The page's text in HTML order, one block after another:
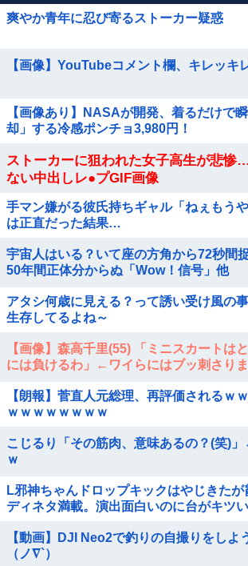
爽やか青年に忍び寄るストーカー疑惑
【画像】YouTubeコメント欄、キレッキ
【画像あり】NASAが開発、着るだけで
却」する冷感ポンチョ3,980円！
ストーカーに狙われた女子高生が悲惨
ない中出しレ●プGIF画像
手マン嫌がる彼氏持ちギャル「ねぇもう
は正直だった結果…
宇宙人はいる？いて座の方角から72秒間
50年間正体分からぬ「Wow！信号」他
アタシ何歳に見える？って誘い受け風の
生存してるよね～
【画像】森高千里(55) 「ミニスカートは
には負けるわ」←ワイらにはブッ刺さり
【朗報】菅直人元総理、再評価されるｗ
ｗｗｗｗｗｗｗｗ
こじるり「その筋肉、意味あるの？(笑)
ｗ
L邪神ちゃんドロップキックはやじきたが
ディネタ満載。演出面白いのに台がキツ
【動画】DJI Neo2で釣りの自撮りをしよ
（ノ∇`）